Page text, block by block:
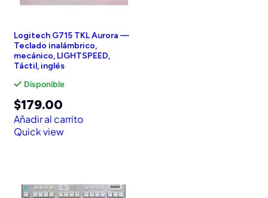
Logitech G715 TKL Aurora —
Teclado inalámbrico,
mecánico, LIGHTSPEED,
Táctil, inglés
Disponible
$179.00
Añadir al carrito
Quick view